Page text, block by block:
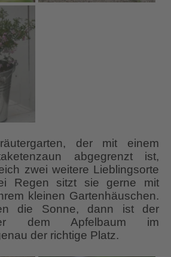
der mit einem
abgegrenzt ist,
zwei weitere Lieblingsorte
Regen sitzt sie gerne mit
kleinen Gartenhäuschen.
die Sonne, dann ist der
dem Apfelbaum im
der richtige Platz.